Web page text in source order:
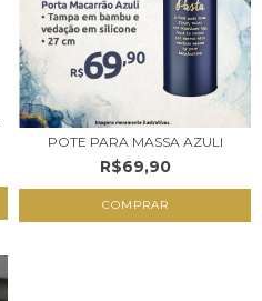
POTE PARA MASSA AZULI
R$69,90